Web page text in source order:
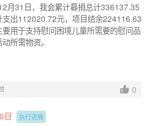
- 2027.05.31；
月31日，我会累计募捐总计336137.35
支出112020.72元，项目结余224116.63
用于支持慰问困境儿童所需要的慰问品
所需物资。
0
日 执行进展